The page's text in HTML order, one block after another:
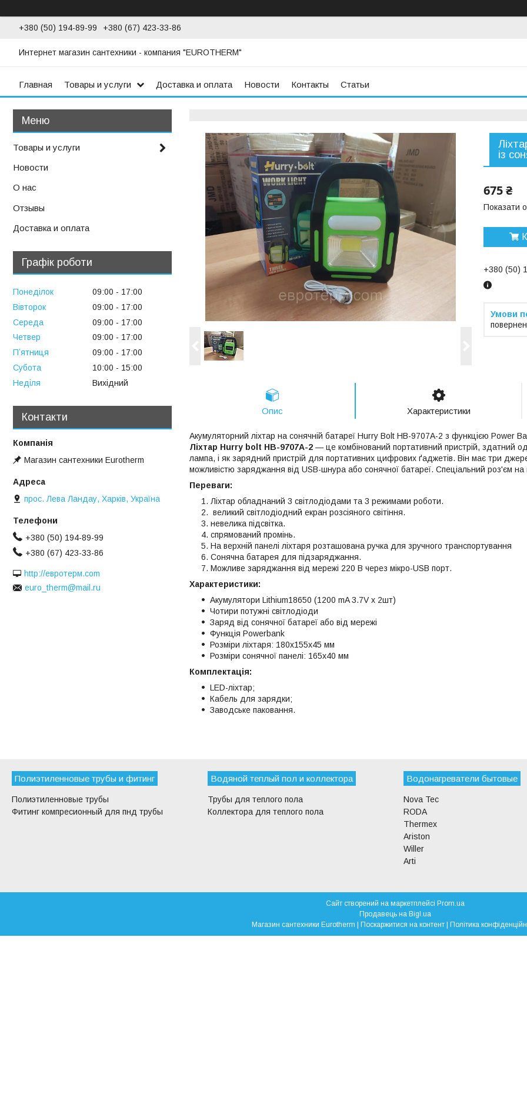
+380 (50) 194-89-99 +380 (67) 423-33-86
Интернет магазин сантехники - компания "EUROTHERM"
Главная Товары и услуги Доставка и оплата Новости Контакты Статьи
із
675 ₴
Показати
+380 (50)
Опис Характеристики
Акумуляторний ліхтар на сонячній батареї Hurry Bolt HB-9707А-2 з функцією Power
Ліхтар Hurry bolt HB-9707А-2 — це комбінований портативний пристрій, здатний
лампа, і як зарядний пристрій для портативних цифрових ґаджетів. Він має три
можливістю заряджання від USB-шнура або сонячної батареї. Спеціальний роз'єм
Переваги:
Ліхтар обладнаний 3 світлодіодами та 3 режимами роботи.
великий світлодіодний екран розсіяного світіння.
невелика підсвітка.
спрямований промінь.
На верхній панелі ліхтаря розташована ручка для зручного транспортування
Сонячна батарея для підзаряджання.
Можливе заряджання від мережі 220 В через мікро-USB порт.
Характеристики:
Акумулятори Lithium18650 (1200 mA 3.7V x 2шт)
Чотири потужні світлодіоди
Заряд від сонячної батареї або від мережі
Функція Powerbank
Розміри ліхтаря: 180х155х45 мм
Розміри сонячної панелі: 165х40 мм
Комплектація:
LED-ліхтар;
Кабель для зарядки;
Заводське паковання.
Товары и услуги
Новости
О нас
Отзывы
Доставка и оплата
Графік роботи
Понеділок 09:00
17:00
Вівторок
09:00
17:00
Середа
09:00
17:00
Четвер
09:00
17:00
Пʼятниця
09:00
17:00
Субота
10:00
15:00
Неділя
Вихідний
Контакти
Магазин сантехники Eurotherm
прос. Лева Ландау, Харків, Україна
+380 (50) 194-89-99
+380 (67) 423-33-86
http://евротерм.com
euro_therm@mail.ru
Полиэтиленновые трубы и фитинг
Полиэтиленновые трубы
Фитинг компресионный для пнд трубы
Водяной теплый пол и коллектора
Трубы для теплого пола
Коллектора для теплого пола
Водонагреватели бытовые
Nova Tec
RODA
Thermex
Ariston
Willer
Arti
Сайт створений на маркетплейсі Prom.ua
Продавець на Bigl.ua
Магазин сантехники Eurotherm | Поскаржитися на контент | Політика